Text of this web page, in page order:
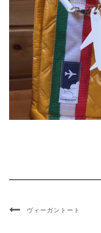
ヴィーガントート